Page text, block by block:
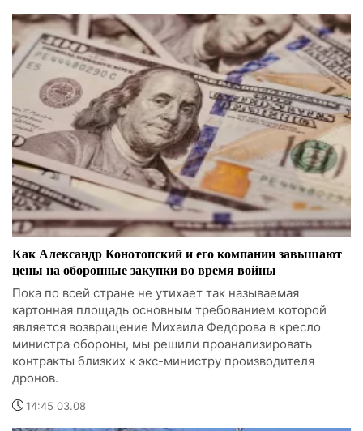
Как Александр Конотопский и его компании завышают
цены на оборонные закупки во время войны
Пока по всей стране не утихает так называемая
картонная площадь основным требованием которой
является возвращение Михаила Федорова в кресло
министра обороны, мы решили проанализировать
контракты близких к экс-министру производителя
дронов.
14:45 03.08